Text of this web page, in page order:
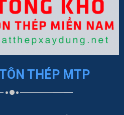
THÉP MTP